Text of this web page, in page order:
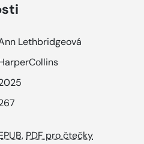
Lethbridgeová
, PDF pro čtečky